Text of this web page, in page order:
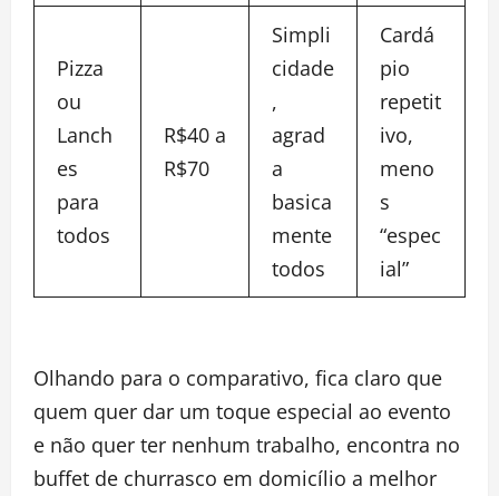
Pizza
ou
Lanch
es
para
todos
R$40 a
R$70
Simpli
cidade
,
agrad
a
basica
mente
todos
Cardá
pio
repetit
ivo,
meno
s
“espec
ial”
Olhando para o comparativo, fica claro que
quem quer dar um toque especial ao evento
e não quer ter nenhum trabalho, encontra no
buffet de churrasco em domicílio a melhor